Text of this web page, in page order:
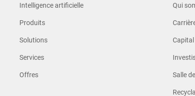
Intelligence artificielle
Produits
Solutions
Services
Offres
Qui
Capital
Salle